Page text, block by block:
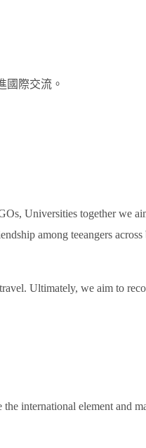
國際交流。
Universities together we
among teeangers across
Ultimately, we aim to
international element and